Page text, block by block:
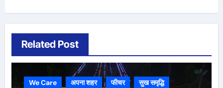
Related Post
We Care अपना शहर फीचर सुख समृद्धि